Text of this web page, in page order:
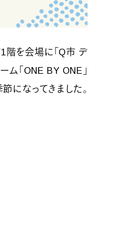
階を会場に「Q市 デ
ム「ONE BY ONE」
になってきました。